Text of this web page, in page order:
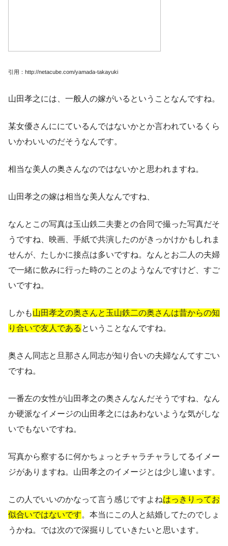
引用：http://netacube.com/yamada-takayuki
山田孝之には、一般人の嫁がいるということなんですね。
某女優さんににているんではないかとか言われているくら
いかわいいのだそうなんです。
相当な美人の奥さんなのではないかと思われますね。
山田孝之の嫁は相当な美人なんですね、
なんとこの写真は玉山鉄二夫妻との合同で撮った写真だそ
うですね、映画、手紙で共演したのがきっかけかもしれま
せんが、たしかに接点は多いですね。なんとお二人の夫婦
で一緒に飲みに行った時のことのようなんですけど、すご
いですね。
しかも山田孝之の奥さんと玉山鉄二の奥さんは昔からの知
り合いで友人である ということなんですね。
奥さん同志と旦那さん同志が知り合いの夫婦なんてすごい
ですね。
一番左の女性が山田孝之の奥さんなんだそうですね、なん
か硬派なイメージの山田孝之にはあわないような気がしな
いでもないですね。
写真から察するに何かちょっとチャラチャラしてるイメー
ジがありますね。山田孝之のイメージとは少し違います。
この人でいいのかなって言う感じですよねはっきりってお
似合いではないです。本当にこの人と結婚してたのでしょ
うかね。では次ので深掘りしていきたいと思います。